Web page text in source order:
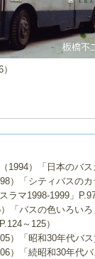
1994）「日本のバス
）「シティバスのカ
ラマ1998-1999」P.97
「バスの色いろい
～125）
）「昭和30年代バス
）「続昭和30年代バ